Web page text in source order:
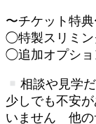
〜チケット特典
◯特製スリミン
◯追加オプショ
相談や見学
少しでも不安
いません 他の